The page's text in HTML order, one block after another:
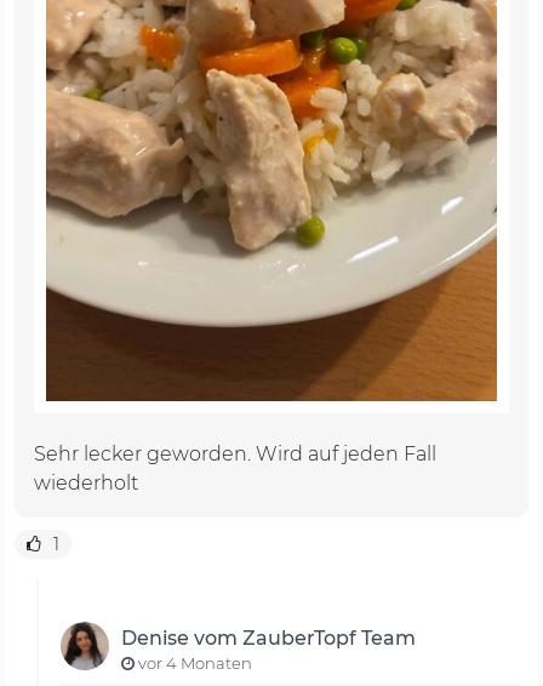
Sehr lecker geworden. Wird auf jeden Fall
wiederholt
1
Denise vom ZauberTopf Team
vor 4 Monaten